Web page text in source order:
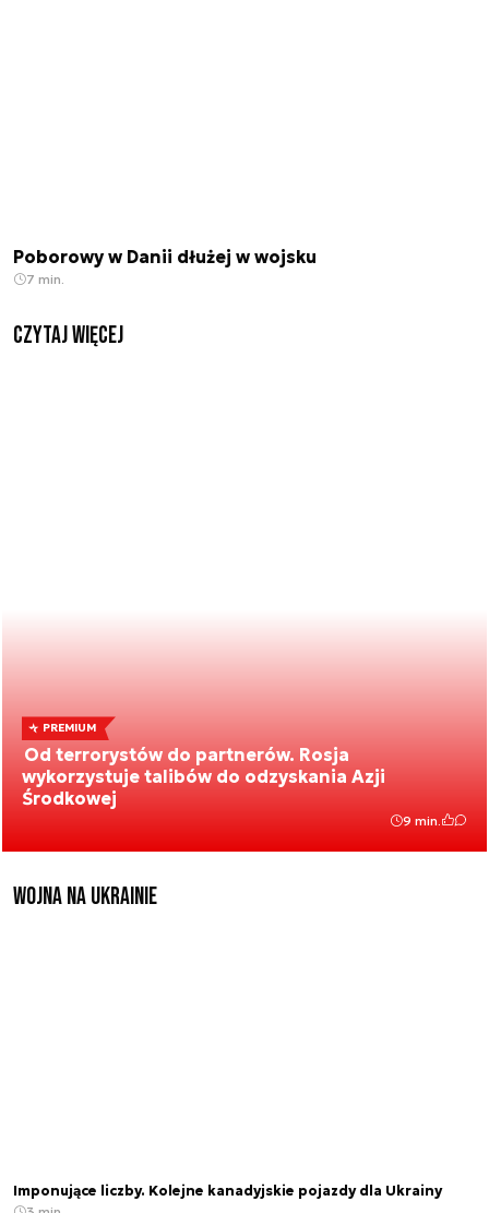
Poborowy w Danii dłużej w wojsku
7 min.
czytaj więcej
PREMIUM
Od terrorystów do partnerów. Rosja
wykorzystuje talibów do odzyskania Azji
Środkowej
9 min.
Wojna na Ukrainie
Imponujące liczby. Kolejne kanadyjskie pojazdy dla Ukrainy